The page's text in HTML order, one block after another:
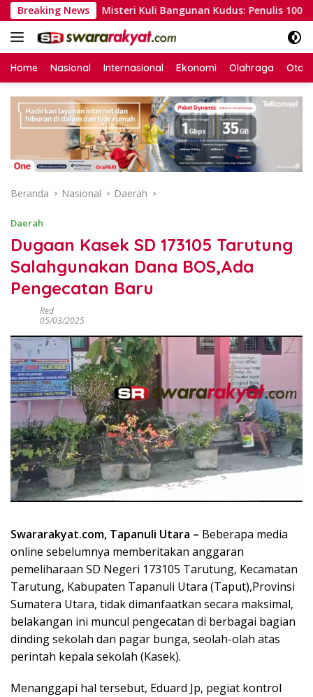
Langsung
ke
konten
Breaking NewsMisteri Kuli Bangunan Kudus: Penulis 100 Kitab dan
Home Nasional Internasional Ekonomi Olahraga
Beranda Nasional Daerah
Daerah
Dugaan Kasek SD 173105 Tarutung
Salahgunakan Dana BOS,Ada
Pengecatan Baru
Red
05/03/2025
Swararakyat.com, Tapanuli Utara – Beberapa media
online sebelumnya memberitakan anggaran
pemeliharaan SD Negeri 173105 Tarutung, Kecamatan
Tarutung, Kabupaten Tapanuli Utara (Taput),Provinsi
Sumatera Utara, tidak dimanfaatkan secara maksimal,
belakangan ini muncul pengecatan di berbagai bagian
dinding sekolah dan pagar bunga, seolah-olah atas
perintah kepala sekolah (Kasek).
Menanggapi hal tersebut, Eduard Jp, pegiat kontrol